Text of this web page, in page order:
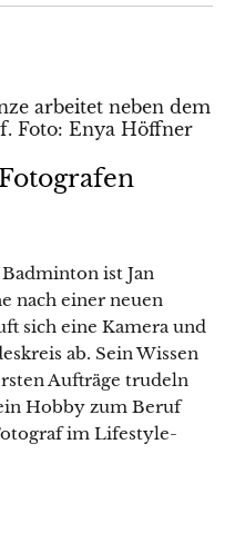
ist Jan
nach einer neuen
sich eine Kamera und
ab. Sein Wissen
Aufträge trudeln
Hobby zum Beruf
im Lifestyle-